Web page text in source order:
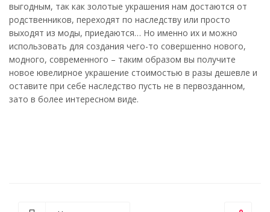
выгодным, так как золотые украшения нам достаются от
родственников, переходят по наследству или просто
выходят из моды, приедаются… Но именно их и можно
использовать для создания чего-то совершенно нового,
модного, современного – таким образом вы получите
новое ювелирное украшение стоимостью в разы дешевле и
оставите при себе наследство пусть не в первозданном,
зато в более интересном виде.